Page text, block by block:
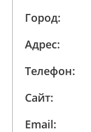
Город:
Адрес:
Телефон:
Сайт:
Email: